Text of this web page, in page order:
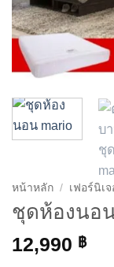
หน้าหลัก / เฟอร์นิเ
ชุดห้องนอ
12,990 ฿